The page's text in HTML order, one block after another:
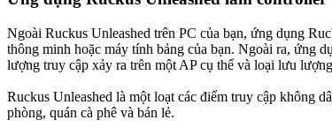
Ngoài Ruckus Unleashed trên PC của bạn, ứng dụng
thông minh hoặc máy tính bảng của bạn. Ngoài ra, ứng
lượng truy cập xảy ra trên một AP cụ thể và loại lưu
Ruckus Unleashed là một loạt các điểm truy cập không
phòng, quán cà phê và bán lẻ.